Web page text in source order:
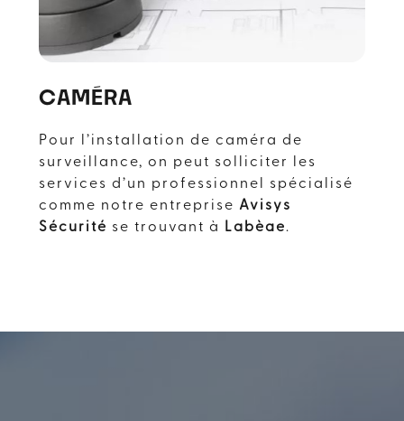
CAMÉRA
Pour l’installation de caméra de
surveillance, on peut solliciter les
services d’un professionnel spécialisé
comme notre entreprise Avisys
Sécurité se trouvant à Labège.
commerce, deses locaux